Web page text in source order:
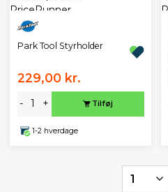
Park Tool Styrholder
229,00 kr.
- + Tilføj
1-2 hverdage
1